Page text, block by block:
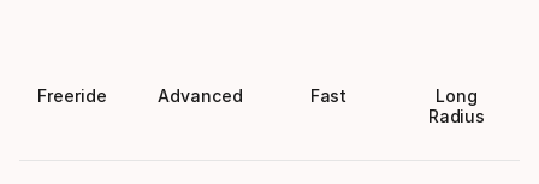
Freeride Advanced Fast
Long
Radius